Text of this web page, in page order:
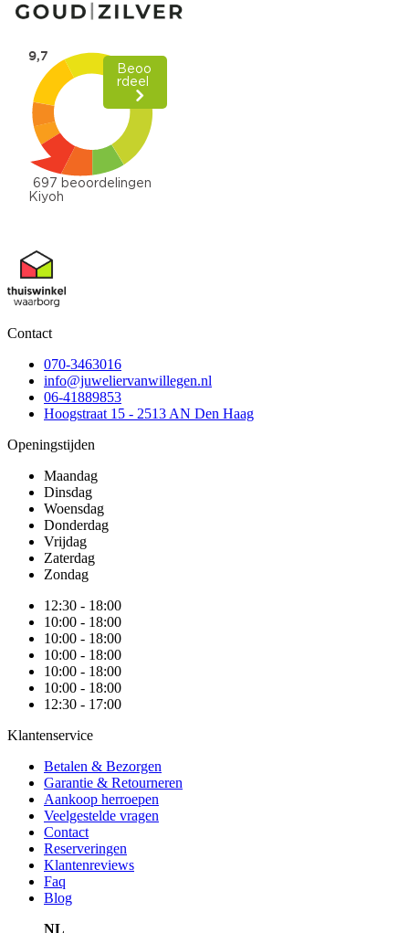
Contact
070-3463016
info@juweliervanwillegen.nl
06-41889853
Hoogstraat 15 - 2513 AN Den Haag
Openingstijden
Maandag
Dinsdag
Woensdag
Donderdag
Vrijdag
Zaterdag
Zondag
12:30 - 18:00
10:00 - 18:00
10:00 - 18:00
10:00 - 18:00
10:00 - 18:00
10:00 - 18:00
12:30 - 17:00
Klantenservice
Betalen & Bezorgen
Garantie & Retourneren
Aankoop herroepen
Veelgestelde vragen
Contact
Reserveringen
Klantenreviews
Faq
Blog
NL